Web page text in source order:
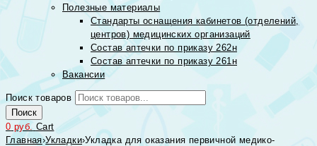
Полезные материалы
Стандарты оснащения кабинетов (отделений,
центров) медицинских организаций
Состав аптечки по приказу 262н
Состав аптечки по приказу 261н
Вакансии
Поиск товаров
Поиск
0 руб. Cart
Главная›Укладки›Укладка для оказания первичной медико-